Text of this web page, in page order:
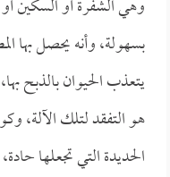
وهي الشفرة أو السكين
بسهولة، وأنه يحصل بها
يتعذب الحيوان بالذبح
هو التفقد لتلك الآلة،
الحديدة التي تجعلها